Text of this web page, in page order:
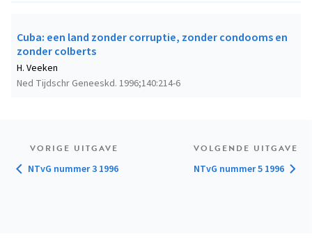
Cuba: een land zonder corruptie, zonder condooms en
zonder colberts
Ned Tijdschr Geneeskd. 1996;140:214-6
H. Veeken
VORIGE UITGAVE
NTvG nummer 3 1996
VOLGENDE UITGAVE
NTvG nummer 5 1996